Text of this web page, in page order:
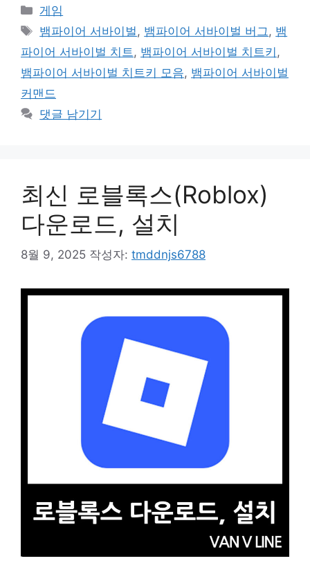
카
테
리
게임
태
그
뱀파이어 서바이벌, 뱀파이어 서바이벌 버그, 뱀
파이어 서바이벌 치트, 뱀파이어 서바이벌 치트키 ,
뱀파이어 서바이벌 치트키 모음, 뱀파이어 서바이벌
커맨드
댓글 남기기
최신 로블록스(Roblox)
다운로드, 설치
8월 9, 2025 작성자: tmddnjs6788